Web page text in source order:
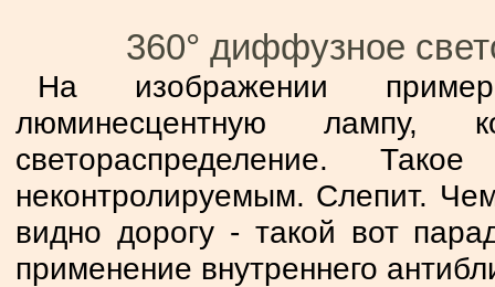
360° диффузное
На изображении
люминесцентную лампу,
светораспределение.
неконтролируемым. Слепит.
видно дорогу - такой вот
применение внутреннего